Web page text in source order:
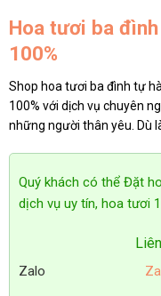
Hoa tươi ba
100%
Shop hoa tươi ba đình tự
100% với dịch vụ chuyên
những người thân yêu. Dù
Quý khách có thể Đặt
dịch vụ uy tín, hoa tươi
Zalo